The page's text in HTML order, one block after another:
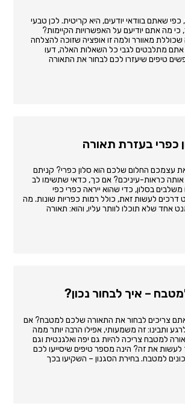
שאתם בוודאי יודעים, היא קריטית. לכן טבעי
מה אתם יודיעם על האפשרויות הקיימות?
שכוללת מאוורר ולמה זו אופציה שזוכה להצלחה
מתלבטים לגבי כל השאלות האלה, דעו
טיפים שיעזרו לכם לבחור את התאורה
כפרי בעזרת תאורה
עצמכם החלום שלכם הוא סלון כפרי? קניתם
כראות-עיניכם? אם כך, כדאי שתשימו לב
בסלון, כדי שהוא ייראה כפרי כפי
לעשות זאת, כולל רמות כפריות שונות. מה
אחד שלא תוכלו לוותר עליו, והוא: תאורה
– איך לבחור נכון?
צריכים לבחור את התאורה שלכם למטבח? אם
ותבינו: זה משמעותי, אפילו הרבה יותר ממה
למטבח צריכה להיות גם יפה ואלגנטית וגם
לעשות את זה? הינה מספר טיפים שיסייעו לכם
למטבח. בחירת הסגנון – השקיעו בכך